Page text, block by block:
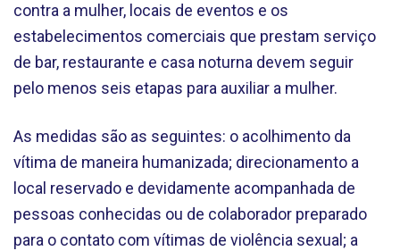
contra a mulher, locais de eventos e os
estabelecimentos comerciais que prestam serviço
de bar, restaurante e casa noturna devem seguir
pelo menos seis etapas para auxiliar a mulher.
As medidas são as seguintes: o acolhimento da
vítima de maneira humanizada; direcionamento a
local reservado e devidamente acompanhada de
pessoas conhecidas ou de colaborador preparado
para o contato com vítimas de violência sexual; a